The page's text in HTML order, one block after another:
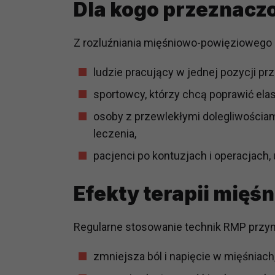
Dla kogo
Z rozluźniania mięśniowo-
ludzie pracujący w jednej pozycji
sportowcy, którzy chcą poprawić
osoby z przewlekłymi
leczenia,
pacjenci po kontuzjach i
Efekty terapii
Regularne stosowanie technik RMP
zmniejsza ból i napięcie w
potrzebom
Komu możemy przekazać dane?
Zgodnie z obowiązującym
np. agencjom marketingowym,
obowiązującego prawa np.
prawną. Pragniemy też
Zaufanych parterów.
Jakie masz prawa w stosunku
Masz między innymi prawo do
szczegółowo tutaj.
Każde przetwarzanie Twoich
analizowania ich i